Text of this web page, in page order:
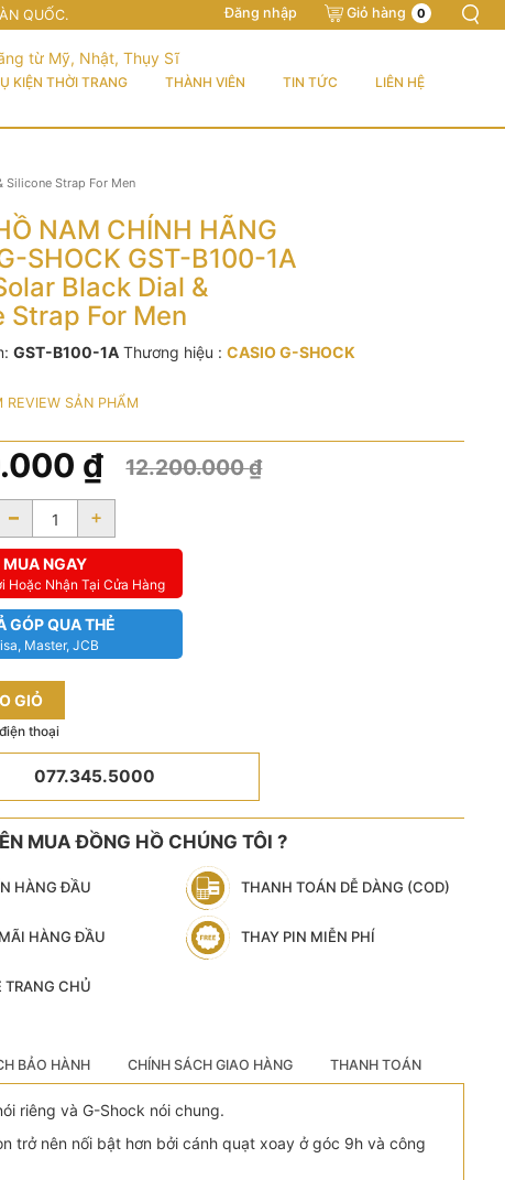
QUỐC. Đăng nhập Giỏ hàng 0
KIỆN THỜI TRANG THÀNH VIÊN TIN TỨC LIÊN HỆ
Silicone Strap For Men
NAM CHÍNH HÃNG
SHOCK GST-B100-1A
Black Dial &
Strap For Men
GST-B100-1A Thương hiệu :CASIO G-SHOCK
REVIEW SẢN PHẨM
12.200.000₫
₫
- +
MUA NGAY
Hoặc Nhận Tại Cửa Hàng
GÓP QUA THẺ
Master, JCB
GIỎ
thoại
077.345.5000
MUA ĐỒNG HỒ CHÚNG TÔI ?
HÀNG ĐẦU THANH TOÁN DỄ DÀNG (COD)
HÀNG ĐẦU THAY PIN MIỄN PHÍ
TRANG CHỦ
BẢO HÀNH CHÍNH SÁCH GIAO HÀNG THANH TOÁN
riêng và G-Shock nói chung.
trở nên nối bật hơn bởi cánh quạt xoay ở góc 9h và công